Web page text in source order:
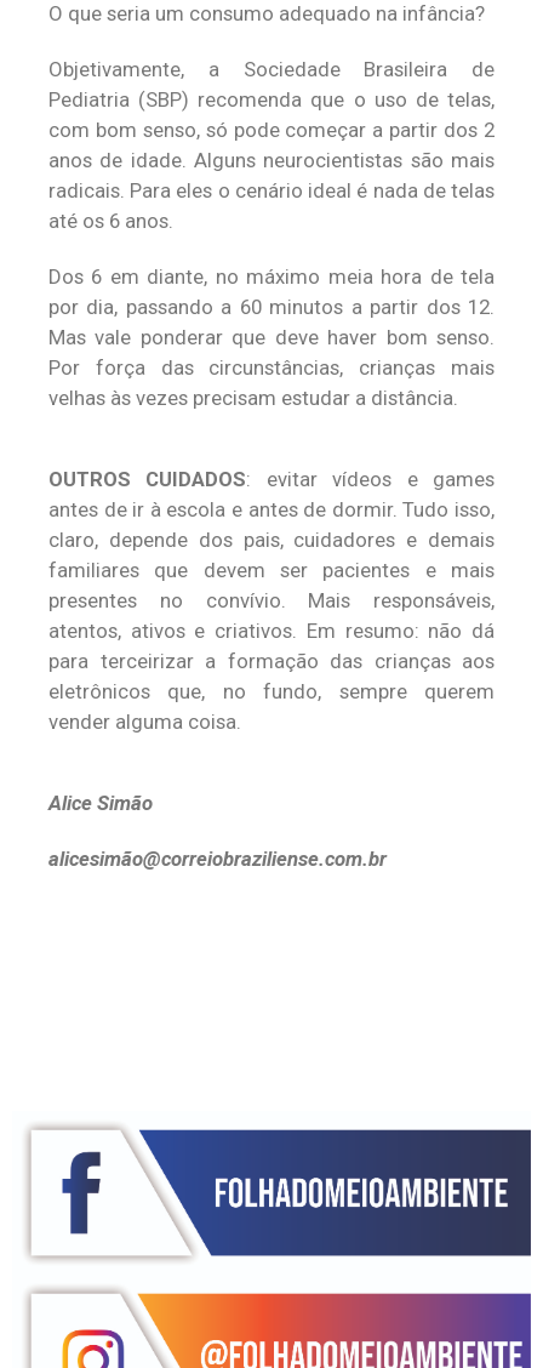
O que seria um consumo adequado na infância?
Objetivamente, a Sociedade Brasileira de
Pediatria (SBP) recomenda que o uso de telas,
com bom senso, só pode começar a partir dos 2
anos de idade. Alguns neurocientistas são mais
radicais. Para eles o cenário ideal é nada de telas
até os 6 anos.
Dos 6 em diante, no máximo meia hora de tela
por dia, passando a 60 minutos a partir dos 12.
Mas vale ponderar que deve haver bom senso.
Por força das circunstâncias, crianças mais
velhas às vezes precisam estudar a distância.
OUTROS CUIDADOS: evitar vídeos e games
antes de ir à escola e antes de dormir. Tudo isso,
claro, depende dos pais, cuidadores e demais
familiares que devem ser pacientes e mais
presentes no convívio. Mais responsáveis,
atentos, ativos e criativos. Em resumo: não dá
para terceirizar a formação das crianças aos
eletrônicos que, no fundo, sempre querem
vender alguma coisa.
Alice Simão
alicesimão@correiobraziliense.com.br